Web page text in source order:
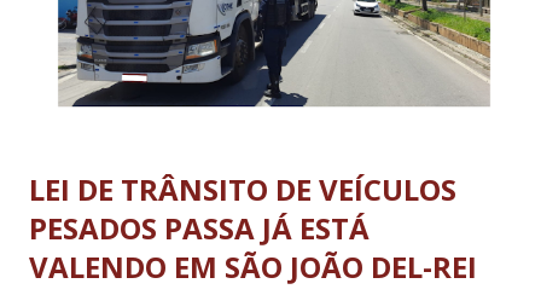
LEI DE TRÂNSITO DE VEÍCULOS
PESADOS PASSA JÁ ESTÁ
VALENDO EM SÃO JOÃO DEL-REI